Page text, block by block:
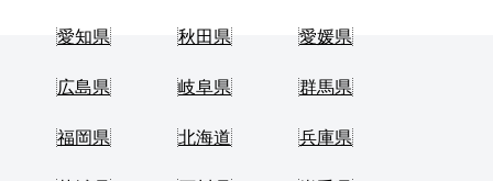
愛知県 秋田県 愛媛県
広島県 岐阜県 群馬県
福岡県 北海道 兵庫県